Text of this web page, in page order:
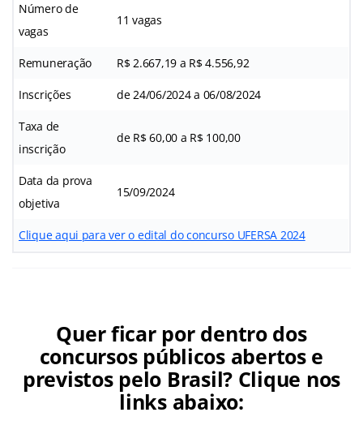
Número de
vagas
11 vagas
Remuneração R$ 2.667,19 a R$ 4.556,92
Inscrições de 24/06/2024 a 06/08/2024
Taxa de
inscrição
de R$ 60,00 a R$ 100,00
Data da prova
objetiva
15/09/2024
Clique aqui para ver o edital do concurso UFERSA 2024
Quer ficar por dentro dos
concursos públicos abertos e
previstos pelo Brasil? Clique nos
links abaixo: